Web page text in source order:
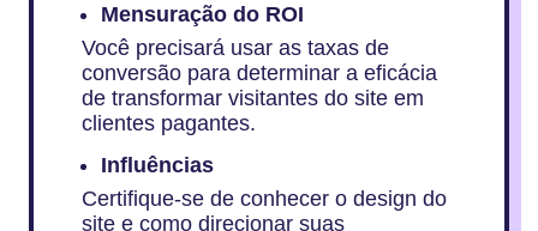
Mensuração do ROI
Você precisará usar as taxas de
conversão para determinar a eficácia
de transformar visitantes do site em
clientes pagantes.
Influências
Certifique-se de conhecer o design do
site e como direcionar suas